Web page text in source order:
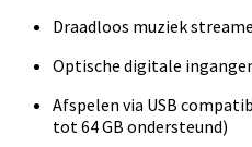
Draadloos muziek
Optische digitale
Afspelen via USB
tot 64 GB ondersteund)